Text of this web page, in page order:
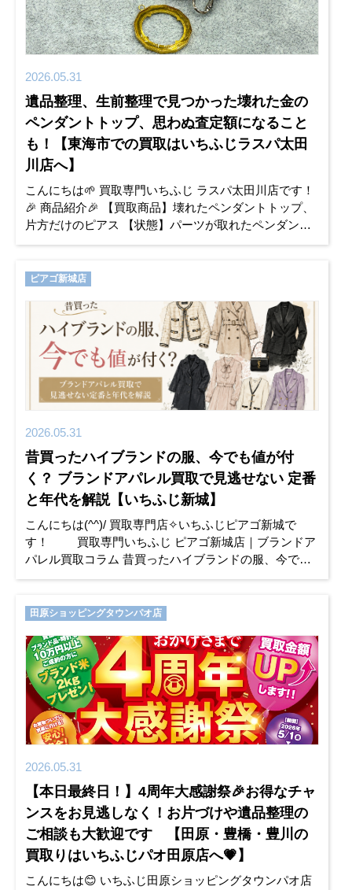
2026.05.31
遺品整理、生前整理で見つかった壊れた金の
ペンダントトップ、思わぬ査定額になること
も！【東海市での買取はいちふじラスパ太田
川店へ】
こんにちは🌱 買取専門いちふじ ラスパ太田川店です！
🎉 商品紹介🎉 【買取商品】壊れたペンダントトップ、
片方だけのピアス 【状態】パーツが取れたペンダント
トップ、くすみ・変色・汚れがあるピアス 「亡くな
ピアゴ新城店
2026.05.31
昔買ったハイブランドの服、今でも値が付
く？ ブランドアパレル買取で見逃せない 定番
と年代を解説【いちふじ新城】
こんにちは(^^)/ 買取専門店✧いちふじピアゴ新城で
す！ 買取専門いちふじ ピアゴ新城店｜ブランドア
パレル買取コラム 昔買ったハイブランドの服、今でも
値が付く？ ブランドアパレル買取で見逃せな
田原ショッピングタウンパオ店
2026.05.31
【本日最終日！】4周年大感謝祭🎉お得なチャ
ンスをお見逃しなく！お片づけや遺品整理の
ご相談も大歓迎です 【田原・豊橋・豊川の
買取りはいちふじパオ田原店へ💗】
こんにちは😊 いちふじ田原ショッピングタウンパオ店